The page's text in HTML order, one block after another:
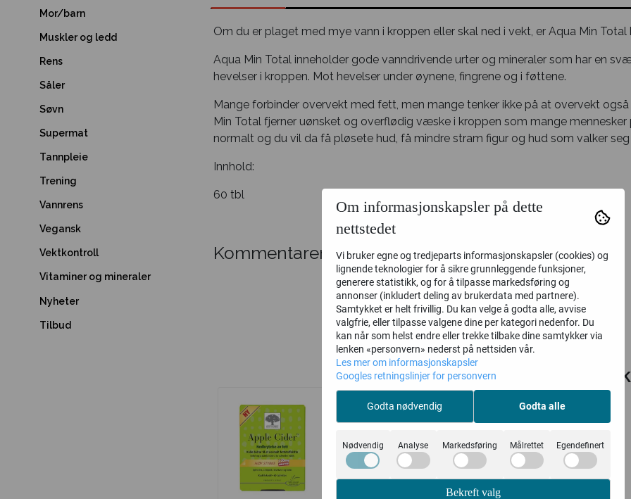
Mor/barn
Muskler og ledd
Rens
Såler
Søvn
Supermat
Tannpleie
Trening
Vannrens
Vegansk
Vektkontroll
Vitaminer og mineraler
Nyheter
Tilbud
Om du er plaget med mye vann i kroppen eller skal ned i vekt, er Aqua Min Total
Aqua Min Total inneholder gode vanndrivende urter og mineraler som har en
hevelser i kroppen. Mot hevelser under øynene, fingrene og i føttene.
Mange forbinder overvekt med fett, men mange tenker ikke på at overvekt
Min Total fjerner uønsket og overflødig væske i kroppen som mange
normalt og du vil da få pløsete hud, få mindre stram figur og hud som valker
Innhold:
60 tbl
Kommentarer
Relaterte
Om informasjonskapsler på dette
nettstedet
Vi bruker egne og tredjeparts informasjonskapsler (cookies) og
lignende teknologier for å sikre grunnleggende funksjoner,
generere statistikk, og for å tilpasse markedsføring og
annonser (inkludert deling av brukerdata med partnere).
Samtykket er helt frivillig. Du kan velge å godta alle, avvise
valgfrie, eller tilpasse valgene dine per kategori nedenfor. Du
kan når som helst endre eller trekke tilbake dine samtykker via
lenken «personvern» nederst på nettsiden vår.
Les mer om informasjonskapsler
Googles retningslinjer for personvern
Godta nødvendig Godta alle
Nødvendig Analyse Markedsføring Målrettet Egendefinert
Bekreft valg